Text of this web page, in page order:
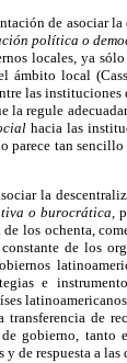
de asociar
política o
locales, ya
ámbito local
las
regule
hacia las
parece tan
la
o burocrática,
los ochenta,
de los
e
de
gobierno,
de respuesta a